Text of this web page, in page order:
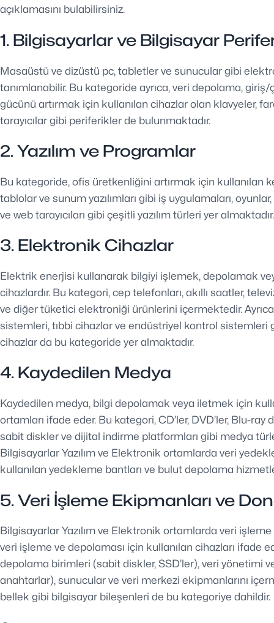
açıklamasını bulabilirsiniz.
1. Bilgisayarlar ve Bilgisayar
Masaüstü ve dizüstü pc, tabletler ve sunucular gibi
tanımlanabilir. Bu kategoride ayrıca, veri depolama, giriş/
gücünü artırmak için kullanılan cihazlar olan klavyeler,
tarayıcılar gibi periferikler de bulunmaktadır.
2. Yazılım ve Programlar
Bu kategoride, ofis üretkenliğini artırmak için kullanılan
tablolar ve sunum yazılımları gibi iş uygulamaları,
ve web tarayıcıları gibi çeşitli yazılım türleri yer almaktadır.
3. Elektronik Cihazlar
Elektrik enerjisi kullanarak bilgiyi işlemek, depolamak
cihazlardır. Bu kategori, cep telefonları, akıllı saatler,
ve diğer tüketici elektroniği ürünlerini içermektedir.
sistemleri, tıbbi cihazlar ve endüstriyel kontrol sistemleri
cihazlar da bu kategoride yer almaktadır.
4. Kaydedilen Medya
Kaydedilen medya, bilgi depolamak veya iletmek için
ortamları ifade eder. Bu kategori, CD’ler, DVD’ler, Blu-ray
sabit diskler ve dijital indirme platformları gibi medya
Bilgisayarlar Yazılım ve Elektronik ortamlarda veri
kullanılan yedekleme bantları ve bulut depolama
5. Veri İşleme Ekipmanları ve
Bilgisayarlar Yazılım ve Elektronik ortamlarda veri işleme
veri işleme ve depolaması için kullanılan cihazları ifade
depolama birimleri (sabit diskler, SSD’ler), veri yönetimi
anahtarlar), sunucular ve veri merkezi ekipmanlarını
bellek gibi bilgisayar bileşenleri de bu kategoriye dahildir.